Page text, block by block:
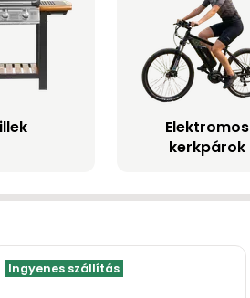
Elektromos
kerkpárok
Ingyenes szállítás